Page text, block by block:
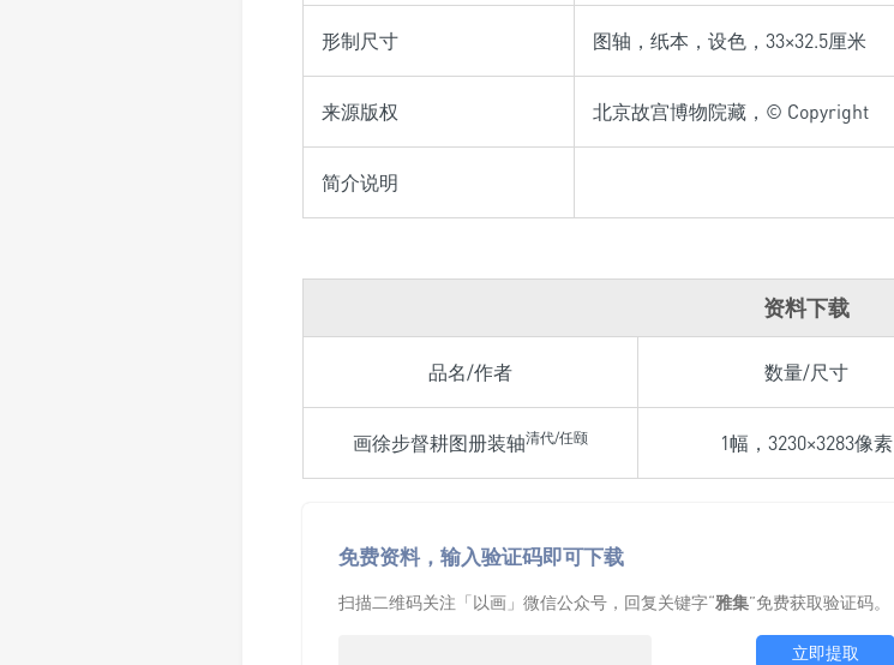
形制尺寸 图轴，纸本，设色，33×32.5厘米
来源版权 北京故宫博物院藏，© Copyright
简介说明
资料下载
品名/作者 数量/尺寸
画徐步督耕图册装轴清代/任颐 1幅，3230×3283像素
免费资料，输入验证码即可下载
扫描二维码关注「以画」微信公众号，回复关键字“雅集”免费获取验证码。
立即提取